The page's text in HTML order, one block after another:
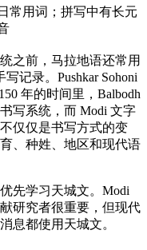
日常用词；拼写中有长元
之前，马拉地语还常用
记录。Pushkar Sohoni
年的时间里，Balbodh
写系统，而 Modi 文字
仅仅是书写方式的变
、种姓、地区和现代语
先学习天城文。Modi
研究者很重要，但现代
息都使用天城文。